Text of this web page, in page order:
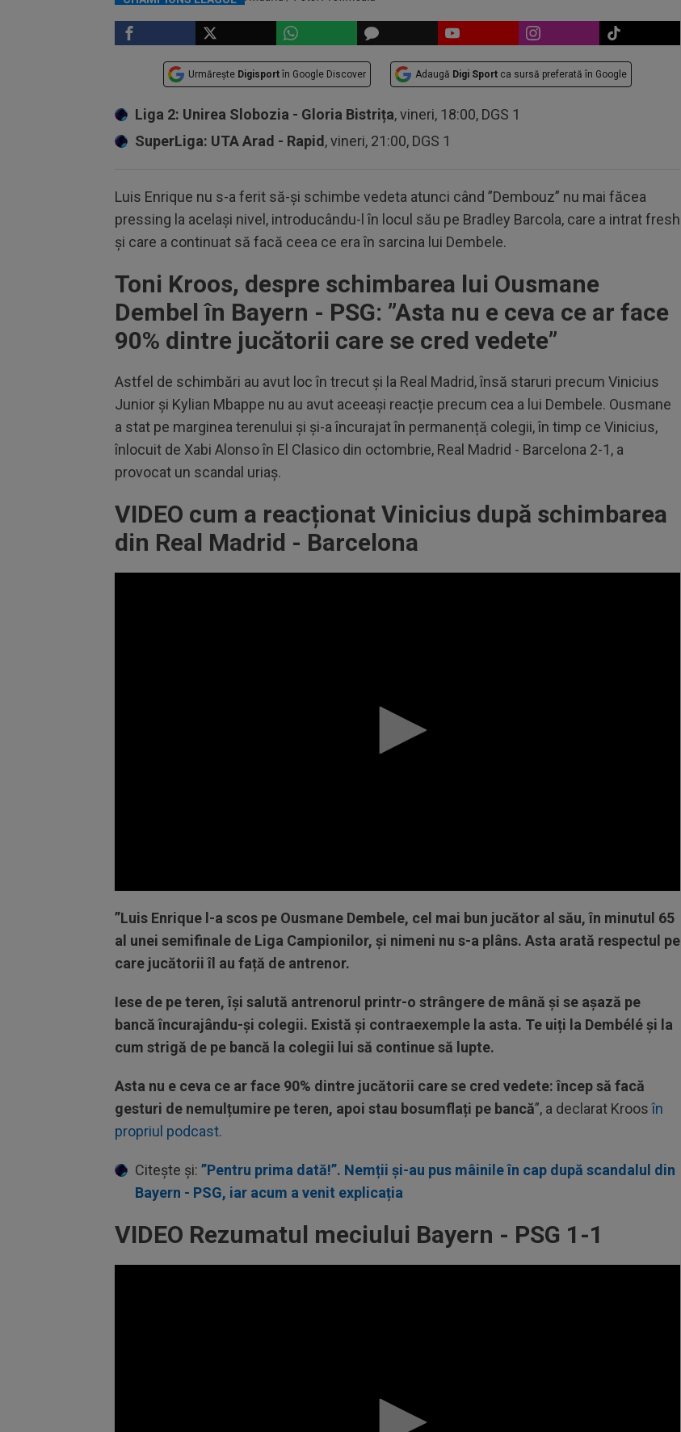
Urmărește Digisport în Google Discover Adaugă Digi Sport ca sursă preferată în Google
Liga 2: Unirea Slobozia - Gloria Bistrița, vineri, 18:00, DGS 1
SuperLiga: UTA Arad - Rapid , vineri, 21:00, DGS 1
Luis Enrique nu s-a ferit să-și schimbe vedeta atunci când ”Dembouz” nu mai făcea
pressing la același nivel, introducându-l în locul său pe Bradley Barcola, care a intrat fresh
și care a continuat să facă ceea ce era în sarcina lui Dembele.
Toni Kroos, despre schimbarea lui Ousmane
Dembel în Bayern - PSG: ”Asta nu e ceva ce ar face
90% dintre jucătorii care se cred vedete”
Astfel de schimbări au avut loc în trecut și la Real Madrid, însă staruri precum Vinicius
Junior și Kylian Mbappe nu au avut aceeași reacție precum cea a lui Dembele. Ousmane
a stat pe marginea terenului și și-a încurajat în permanență colegii, în timp ce Vinicius,
înlocuit de Xabi Alonso în El Clasico din octombrie, Real Madrid - Barcelona 2-1, a
provocat un scandal uriaș.
VIDEO cum a reacționat Vinicius după schimbarea
din Real Madrid - Barcelona
90%
”Luis Enrique l-a scos pe Ousmane Dembele, cel mai bun jucător al său, în minutul 65
al unei semifinale de Liga Campionilor, și nimeni nu s-a plâns. Asta arată respectul pe
care jucătorii îl au față de antrenor.
Iese de pe teren, își salută antrenorul printr-o strângere de mână și se așază pe
bancă încurajându-și colegii. Există și contraexemple la asta. Te uiți la Dembélé și la
cum strigă de pe bancă la colegii lui să continue să lupte.
Asta nu e ceva ce ar face 90% dintre jucătorii care se cred vedete: încep să facă
gesturi de nemulțumire pe teren, apoi stau bosumflați pe bancă”, a declarat Kroosîn
propriul podcast.
Citește și: ”Pentru prima dată!”. Nemții și-au pus mâinile în cap după scandalul din
Bayern - PSG, iar acum a venit explicația
VIDEO Rezumatul meciului Bayern - PSG 1-1